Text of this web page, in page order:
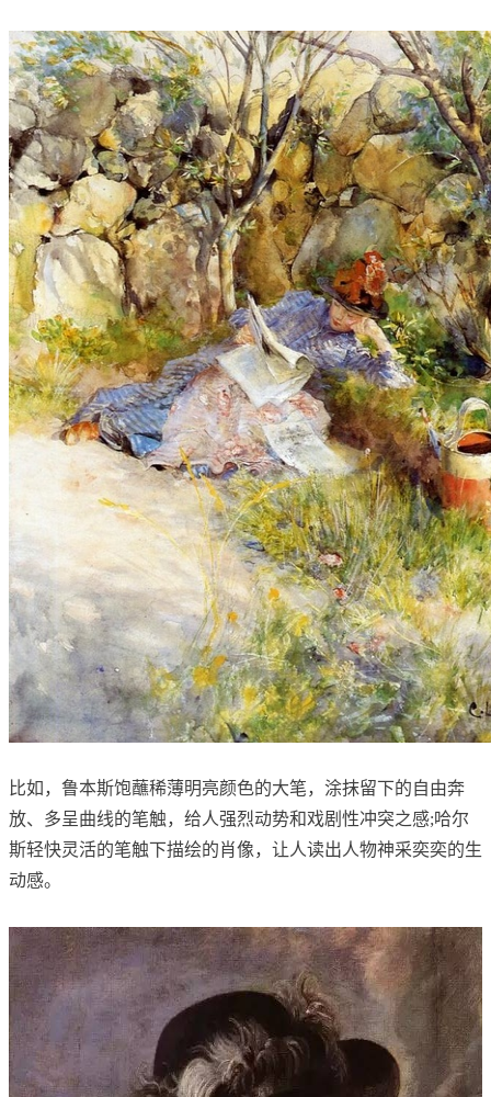
比如，鲁本斯饱蘸稀薄明亮颜色的大笔，涂抹留下的自由奔
放、多呈曲线的笔触，给人强烈动势和戏剧性冲突之感;哈尔
斯轻快灵活的笔触下描绘的肖像，让人读出人物神采奕奕的生
动感。